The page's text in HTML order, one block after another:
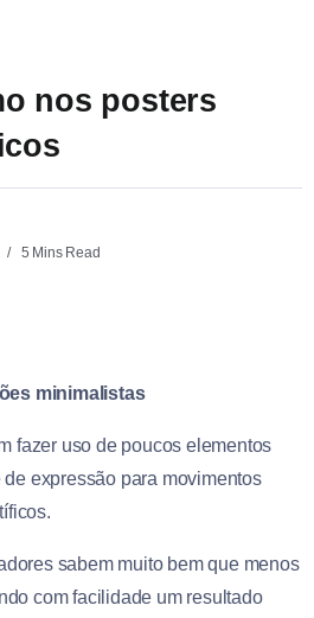
nos posters
5 Mins Read
minimalistas
fazer uso de poucos elementos
expressão para movimentos
sabem muito bem que menos
com facilidade um resultado